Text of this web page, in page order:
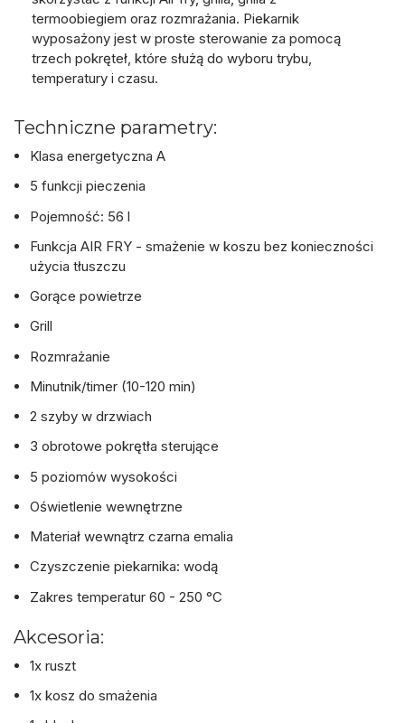
termoobiegiem oraz rozmrażania. Piekarnik
wyposażony jest w proste sterowanie za pomocą
trzech pokręteł, które służą do wyboru trybu,
temperatury i czasu.
Techniczne parametry:
Klasa energetyczna A
5 funkcji pieczenia
Pojemność: 56 l
Funkcja AIR FRY - smażenie w koszu bez konieczności
użycia tłuszczu
Gorące powietrze
Grill
Rozmrażanie
Minutnik/timer (10-120 min)
2 szyby w drzwiach
3 obrotowe pokrętła sterujące
5 poziomów wysokości
Oświetlenie wewnętrzne
Materiał wewnątrz czarna emalia
Czyszczenie piekarnika: wodą
Zakres temperatur 60 - 250 °C
Akcesoria:
1x ruszt
1x kosz do smażenia